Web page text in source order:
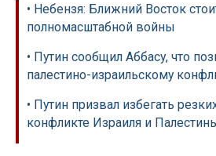
• Небензя: Ближний Восток
полномасштабной войны
• Путин сообщил Аббасу, что
палестино-израильскому
• Путин призвал избегать
конфликте Израиля и